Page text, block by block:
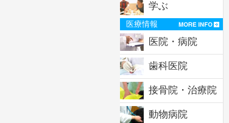
学ぶ
医療情報
医院・病院
歯科医院
接骨院・治療院
動物病院